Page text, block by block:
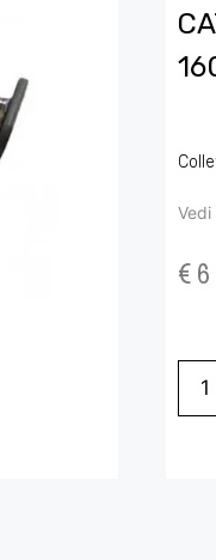
Vedi
€